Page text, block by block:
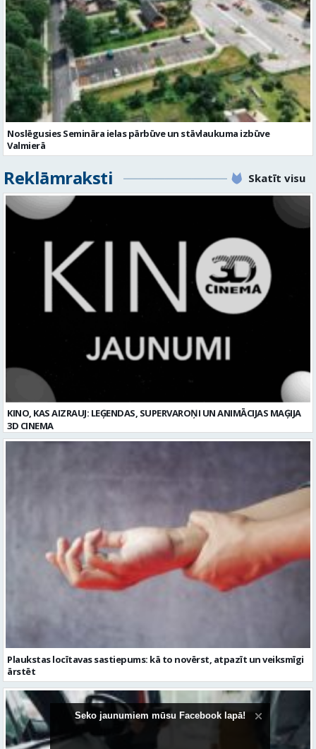
Noslēgusies Semināra ielas pārbūve un stāvlaukuma izbūve
Valmierā
Reklāmraksti Skatīt visu
KINO, KAS AIZRAUJ: LEĢENDAS, SUPERVAROŅI UN ANIMĀCIJAS MAĢIJA
3D CINEMA
Plaukstas locītavas sastiepums: kā to novērst, atpazīt un veiksmīgi
ārstēt
Seko jaunumiem mūsu Facebook lapā!